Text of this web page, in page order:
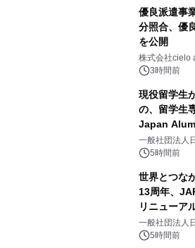
優良派遣事
分照合、優
を公開
株式会社cielo
3時間前
現役留学生
の、留学生
Japan
をリリース
一般社団法人
5時間前
世界とつな
13周年、
リニューア
一般社団法人
5時間前